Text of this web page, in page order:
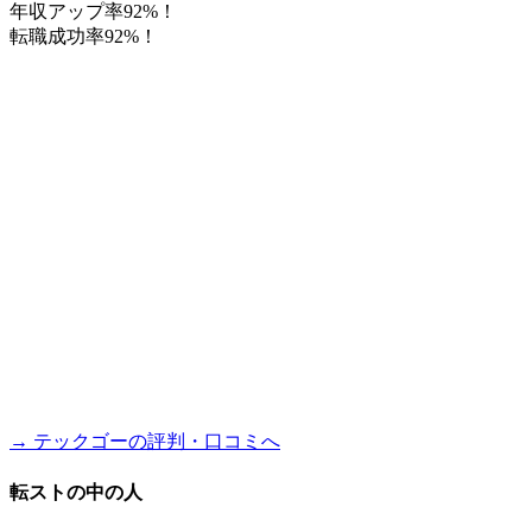
年収アップ率92%！
転職成功率92%！
→ テックゴーの評判・口コミへ
転ストの中の人